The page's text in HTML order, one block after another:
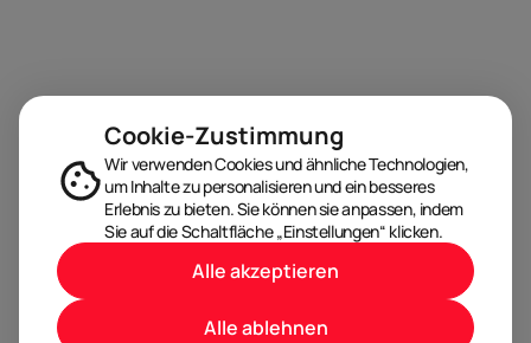
Cookie-Zustimmung
Wir verwenden Cookies und ähnliche Technologien,
um Inhalte zu personalisieren und ein besseres
Erlebnis zu bieten. Sie können sie anpassen, indem
Sie auf die Schaltfläche „Einstellungen“ klicken.
Alle ablehnen
Alle akzeptieren